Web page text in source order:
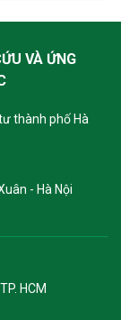
VÀ ỨNG
thành phố Hà
- Hà Nội
HCM